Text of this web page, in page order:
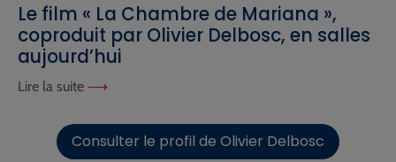
Le film « La Chambre de Mariana »,
coproduit par Olivier Delbosc, en salles
aujourd’hui
Lire la suite
Consulter le profil de Olivier Delbosc